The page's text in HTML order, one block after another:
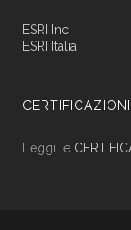
ESRI Inc.
ESRI Italia
CERTIFICAZIONI
Leggi le